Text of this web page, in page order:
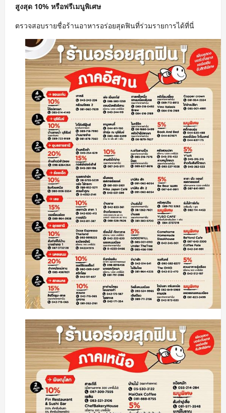
สูงสุด 10% หรือฟรีเมนูพิเศษ
ตรวจสอบรายชื่อร้านอาหารอร่อยสุดฟินที่ร่วมรายการได้ที่นี่